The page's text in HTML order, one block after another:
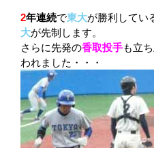
2年連続で東大が勝利してい
大が先制します。
さらに先発の香取投手も立
われました・・・